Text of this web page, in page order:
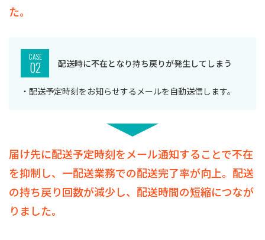
た。
CASE
02 配送時に不在となり持ち戻りが発生してしまう
・配送予定時刻をお知らせするメールを自動送信します。
届け先に配送予定時刻をメール通知することで不在
を抑制し、一配送業務での配送完了率が向上。配送
の持ち戻り回数が減少し、配送時間の短縮につなが
りました。